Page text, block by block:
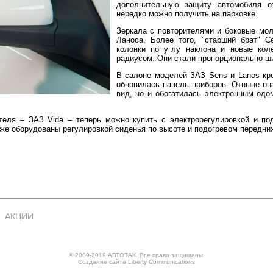
дополнительную защиту автомобиля
нередко можно получить на парковке.
Зеркала с повторителями и боковые
Ланоса. Более того, "старший брат"
колонки по углу наклона и новые
радиусом. Они стали пропорционально
В салоне моделей ЗАЗ Sens и Lanos
обновилась панель приборов. Отныне
вид, но и обогатилась электронным
– ЗАЗ Vida – теперь можно купить с электрорегулировкой и
оборудованы регулировкой сиденья по высоте и подогревом
АКЦИИ
© 2009-2019 АВТОТАК. Все права защищены.
Создание сайта Liberty Communications